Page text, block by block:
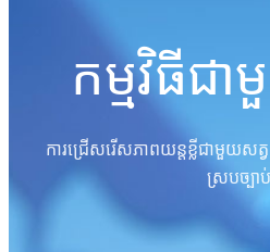
កម្មវិធីជ
ការជ្រើសរើសភាពយន្តខ្លីជាមួយស
ស្របច្បា